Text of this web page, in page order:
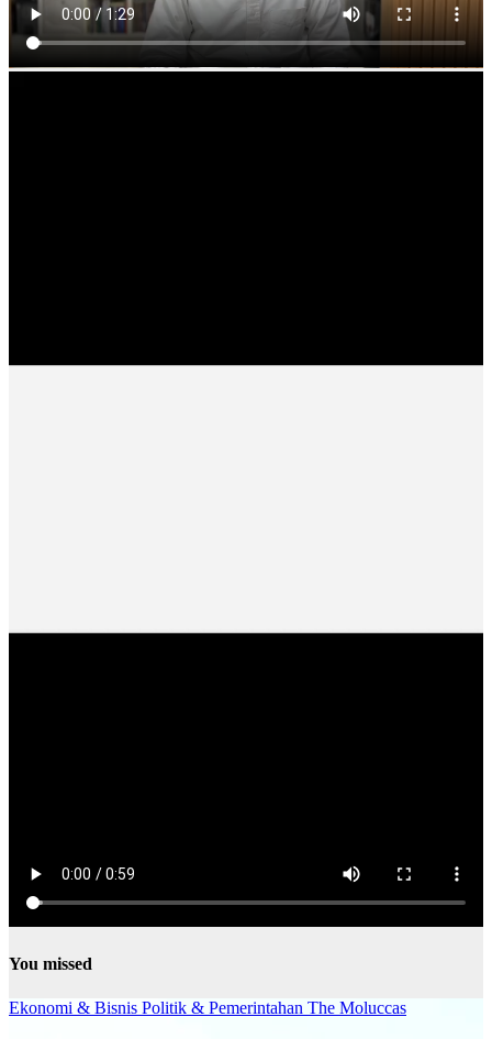
You missed
Ekonomi & Bisnis Politik & Pemerintahan The Moluccas